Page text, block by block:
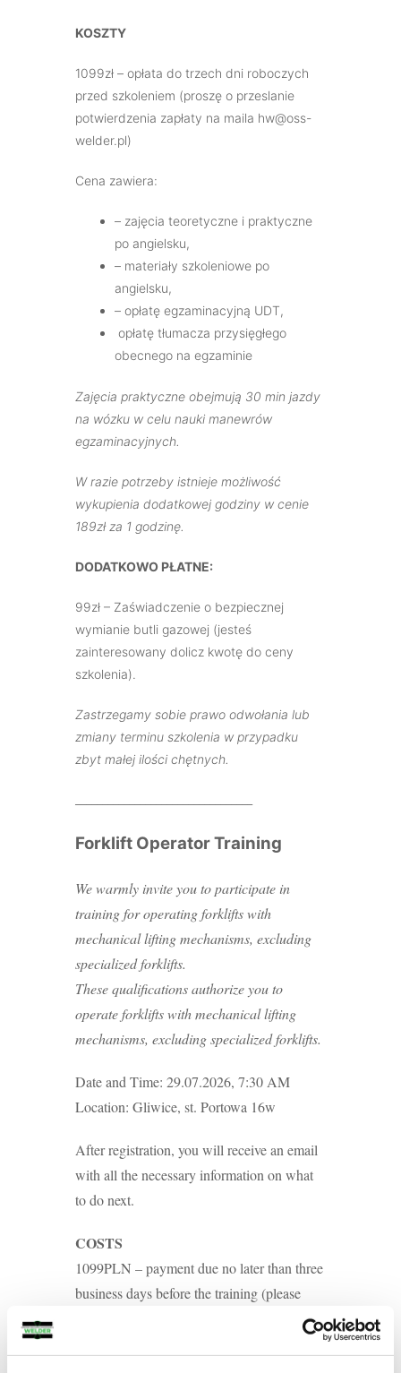
KOSZTY
1099zł – opłata do trzech dni roboczych
przed szkoleniem (proszę o przeslanie
potwierdzenia zapłaty na maila hw@oss-
welder.pl)
Cena zawiera:
– zajęcia teoretyczne i praktyczne
po angielsku,
– materiały szkoleniowe po
angielsku,
– opłatę egzaminacyjną UDT,
opłatę tłumacza przysięgłego
obecnego na egzaminie
Zajęcia praktyczne obejmują 30 min jazdy
na wózku w celu nauki manewrów
egzaminacyjnych.
W razie potrzeby istnieje możliwość
wykupienia dodatkowej godziny w cenie
189zł za 1 godzinę.
DODATKOWO PŁATNE:
99zł – Zaświadczenie o bezpiecznej
wymianie butli gazowej (jesteś
zainteresowany dolicz kwotę do ceny
szkolenia).
Zastrzegamy sobie prawo odwołania lub
zmiany terminu szkolenia w przypadku
zbyt małej ilości chętnych.
Forklift Operator Training
We warmly invite you to participate in
training for operating forklifts with
mechanical lifting mechanisms, excluding
specialized forklifts.
These qualifications authorize you to
operate forklifts with mechanical lifting
mechanisms, excluding specialized forklifts.
Date and Time: 29.07.2026, 7:30 AM
Location: Gliwice, st. Portowa 16w
After registration, you will receive an email
with all the necessary information on what
to do next.
COSTS
1099PLN – payment due no later than three
business days before the training (please
send a payment confirmation to hw@oss-